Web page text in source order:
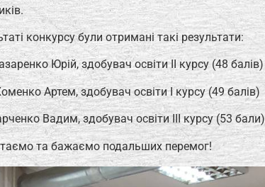
конкурсу були отримані такі результати:
Юрій, здобувач освіти ІІ курсу (48 балів)
Артем, здобувач освіти І курсу (49 балів)
Вадим, здобувач освіти ІІІ курсу (53 бали)
та бажаємо подальших перемог!